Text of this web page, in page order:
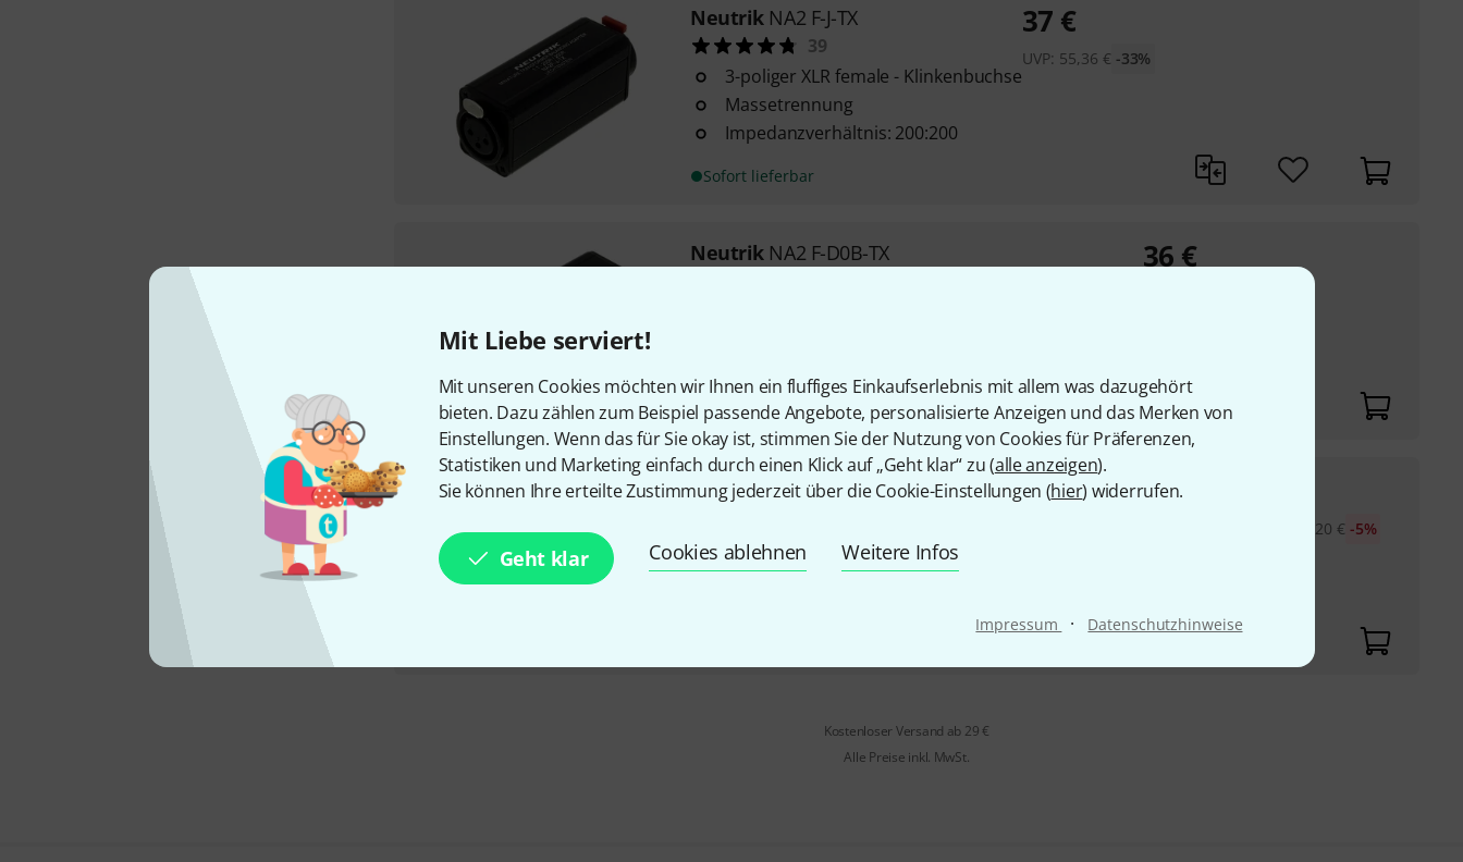
Mit Liebe serviert!
Mit unseren Cookies möchten wir Ihnen ein fluffiges Einkaufserlebnis mit allem was dazugehört
bieten. Dazu zählen zum Beispiel passende Angebote, personalisierte Anzeigen und das Merken von
Einstellungen. Wenn das für Sie okay ist, stimmen Sie der Nutzung von Cookies für Präferenzen,
Statistiken und Marketing einfach durch einen Klick auf „Geht klar“ zu (alle anzeigen).
Sie können Ihre erteilte Zustimmung jederzeit über die Cookie-Einstellungen (hier) widerrufen.
Geht klar Cookies ablehnen Weitere Infos
Impressum · Datenschutzhinweise
Neutrik NA2 F-J-TX
39
3-poliger XLR female - Klinkenbuchse
Massetrennung
Impedanzverhältnis: 200:200
Sofort lieferbar
37 €
UVP: 55,36 € -33%
Neutrik NA2 F-D0B-TX
Sofort lieferbar
36 €
NeutrikNA2 F-D2B-TX B-Stock
Übertrager
mit Übertrager
29,60
31,20 € -5%
Kostenloser Versand ab 29 €
Alle Preise inkl. MwSt.